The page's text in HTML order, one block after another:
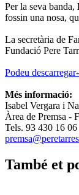
Per la seva banda,
fossin una nosa,
La secretària de
Fundació Pere
Podeu
Més informació:
Isabel Vergara i
Àrea de Premsa -
Tels. 93 430 16 06
També et